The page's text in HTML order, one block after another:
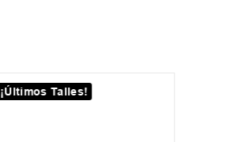
¡Últimos Talles!